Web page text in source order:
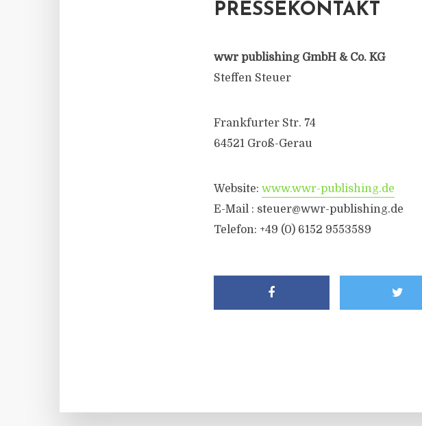
PRESSEKONTAKT
wwr publishing GmbH & Co. KG
Steffen Steuer
Frankfurter Str. 74
64521 Groß-Gerau
Website: www.wwr-publishing.de
E-Mail : steuer@wwr-publishing.de
Telefon: +49 (0) 6152 9553589